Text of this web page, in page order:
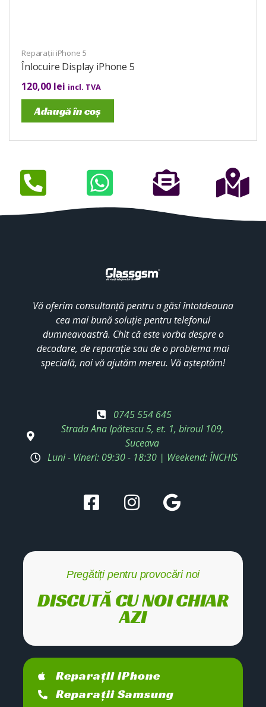
Reparații iPhone 5
Înlocuire Display iPhone 5
120,00 lei incl. TVA
Adaugă în coș
Vă oferim consultanță pentru a găsi întotdeauna
cea mai bună soluție pentru telefonul
dumneavoastră. Chit că este vorba despre o
decodare, de reparație sau de o problema mai
specială, noi vă ajutăm mereu. Vă așteptăm!
0745 554 645
Strada Ana Ipătescu 5, et. 1, biroul 109,
Suceava
Luni - Vineri: 09:30 - 18:30 | Weekend: ÎNCHIS
Pregătiți pentru provocări noi
DISCUTĂ CU NOI CHIAR
AZI
Reparații iPhone
Reparații Samsung